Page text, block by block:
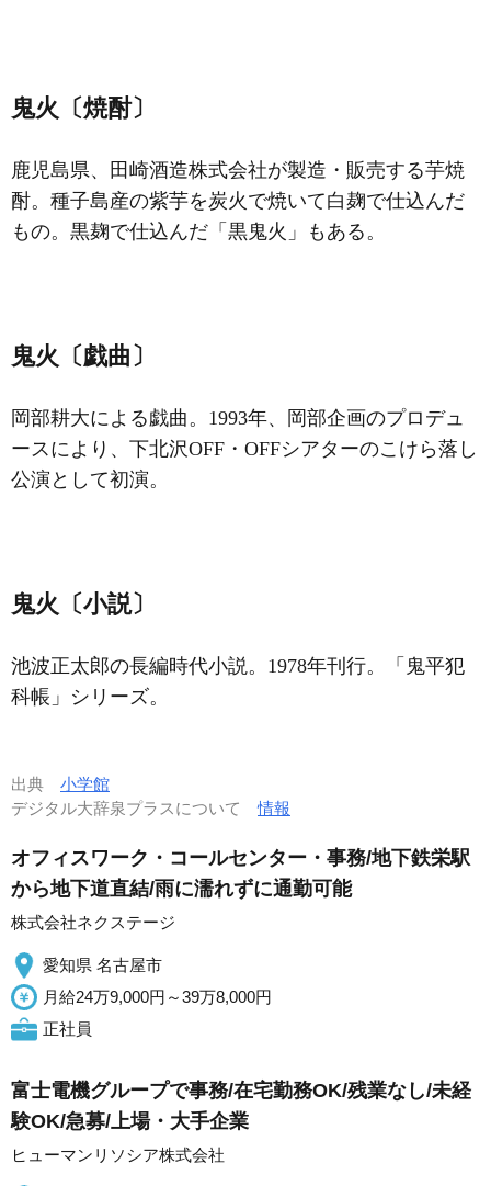
鬼火〔焼酎〕
鹿児島県、田崎酒造株式会社が製造・販売する芋焼
酎。種子島産の紫芋を炭火で焼いて白麹で仕込んだ
もの。黒麹で仕込んだ「黒鬼火」もある。
鬼火〔戯曲〕
岡部耕大による戯曲。1993年、岡部企画のプロデュ
ースにより、下北沢OFF・OFFシアターのこけら落し
公演として初演。
鬼火〔小説〕
池波正太郎の長編時代小説。1978年刊行。「鬼平犯
科帳」シリーズ。
出典 小学館
デジタル大辞泉プラスについて情報
オフィスワーク・コールセンター・事務/地下鉄栄駅
から地下道直結/雨に濡れずに通勤可能
株式会社ネクステージ
愛知県 名古屋市
月給24万9,000円～39万8,000円
正社員
富士電機グループで事務/在宅勤務OK/残業なし/未経
験OK/急募/上場・大手企業
ヒューマンリソシア株式会社